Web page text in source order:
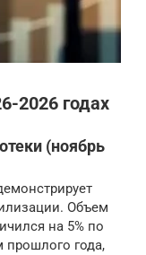
2026 годах
(ноябрь
Объем
на 5% по
года,